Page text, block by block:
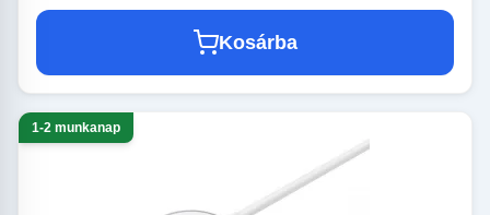
Kosárba
1-2 munkanap